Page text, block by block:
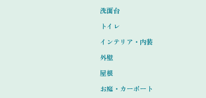
洗面台
トイレ
インテリア・内装
外壁
屋根
お庭・カーポート